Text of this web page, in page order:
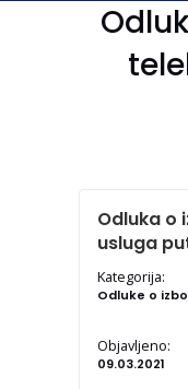
Odluka o
usluga
Kategorija:
Odluke o
Objavljeno:
09.03.2021